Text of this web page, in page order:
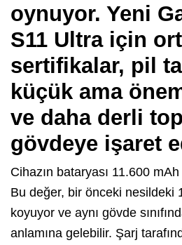
oynuyor. Yeni
S11 Ultra için
sertifikalar, pil
küçük ama
ve daha derli
gövdeye işaret
Cihazın bataryası 11.600
Bu değer, bir önceki nesildeki
koyuyor ve aynı gövde
anlamına gelebilir. Şarj